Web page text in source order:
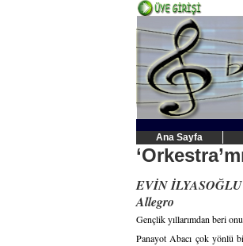
Ana Sayfa
EVİN İLYASOĞLU
Allegro
Gençlik yıllarımdan beri
Panayot Abacı çok yönlü